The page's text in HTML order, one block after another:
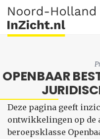
OPENBAAR
Deze pagina geeft
ontwikkelingen op de
beroepsklasse